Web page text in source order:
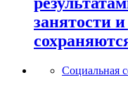
занятости
Социальная